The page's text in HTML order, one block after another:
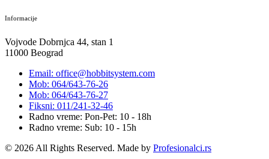
Informacije
Vojvode Dobrnjca 44, stan 1
11000 Beograd
Email: office@hobbitsystem.com
Mob: 064/643-76-26
Mob: 064/643-76-27
Fiksni: 011/241-32-46
Radno vreme: Pon-Pet: 10 - 18h
Radno vreme: Sub: 10 - 15h
© 2026 All Rights Reserved. Made by Profesionalci.rs